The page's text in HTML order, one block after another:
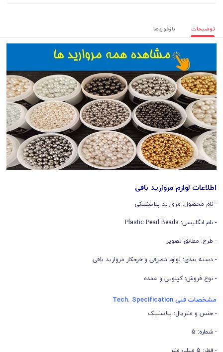
توضیحات بازخوردها
اطلاعات لوازم مروارید بافی
- نام محصول: مروارید پلاستیکی
- نام انگلیسی: Plastic Pearl Beads
- طرح: مطابق تصویر
- دسته بندی: لوازم مصرفی و خرجکار مروارید بافی
- نوع فروش: کیلویی و عمده
مشخصات فنی Tech. Specification
- جنس و متریال: پلاستیک
- شماره: 5